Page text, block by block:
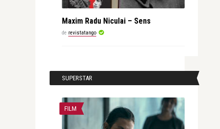
Maxim Radu Niculai – Sens
de revistatango
SUPERSTAR
FILM